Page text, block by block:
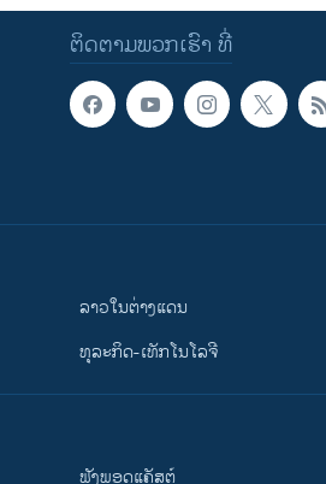
ຕິດຕາມພວກເຮົາ ທີ່
ລາວໃນຕ່າງແດນ
ທຸລະກິດ-ເທັກໂນໂລຈີ
ຟັງພອດແຄັສຕ໌